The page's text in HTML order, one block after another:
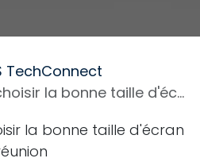
TechConnect
taille d'écran pour votre salle de réunion
la bonne taille d'écran